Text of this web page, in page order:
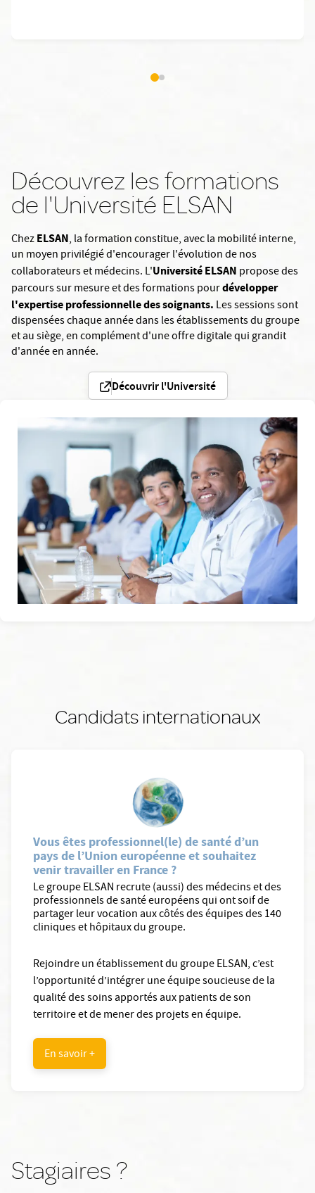
Découvrez les formations
de l'Université ELSAN
ChezELSAN, la formation constitue, avec la mobilité interne,
un moyen privilégié d'encourager l'évolution de nos
collaborateurs et médecins. L'Université ELSAN propose des
parcours sur mesure et des formations pourdévelopper
l'expertise professionnelle des soignants. Les sessions sont
dispensées chaque année dans les établissements du groupe
et au siège, en complément d'une offre digitale qui grandit
d'année en année.
Découvrir l'Université
Candidats internationaux
Vous êtes professionnel(le) de santé d’un
pays de l’Union européenne et souhaitez
venir travailler en France ?
Le groupe ELSAN recrute (aussi) des médecins et des
professionnels de santé européens qui ont soif de
partager leur vocation aux côtés des équipes des 140
cliniques et hôpitaux du groupe.
Rejoindre un établissement du groupe ELSAN, c’est
l’opportunité d’intégrer une équipe soucieuse de la
qualité des soins apportés aux patients de son
territoire et de mener des projets en équipe.
En savoir +
Stagiaires ?